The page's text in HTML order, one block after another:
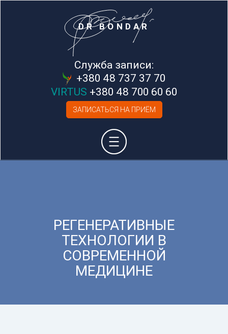
DR BONDAR
Служба записи:
+380 48 737 37 70
VIRTUS +380 48 700 60 60
ЗАПИСАТЬСЯ НА ПРИЁМ
РЕГЕНЕРАТИВНЫЕ
ТЕХНОЛОГИИ В
СОВРЕМЕННОЙ
МЕДИЦИНЕ